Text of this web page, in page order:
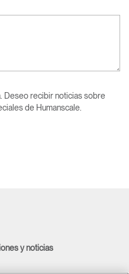
Deseo recibir noticias sobre
de Humanscale.
y noticias